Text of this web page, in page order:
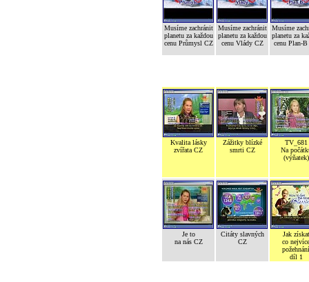
Musíme zachránit
planetu za každou
cenu Průmysl CZ
Musíme zachránit
planetu za každou
cenu Vlády CZ
Musíme
planetu za
cenu Plan-
Kvalita lásky
zvířata CZ
Zážitky blízké
smrti CZ
TV_681
Na
(výňatek)
Je to
na nás CZ
Citáty slavných
CZ
Jak získat
co nejvíce
požehnání
díl 1